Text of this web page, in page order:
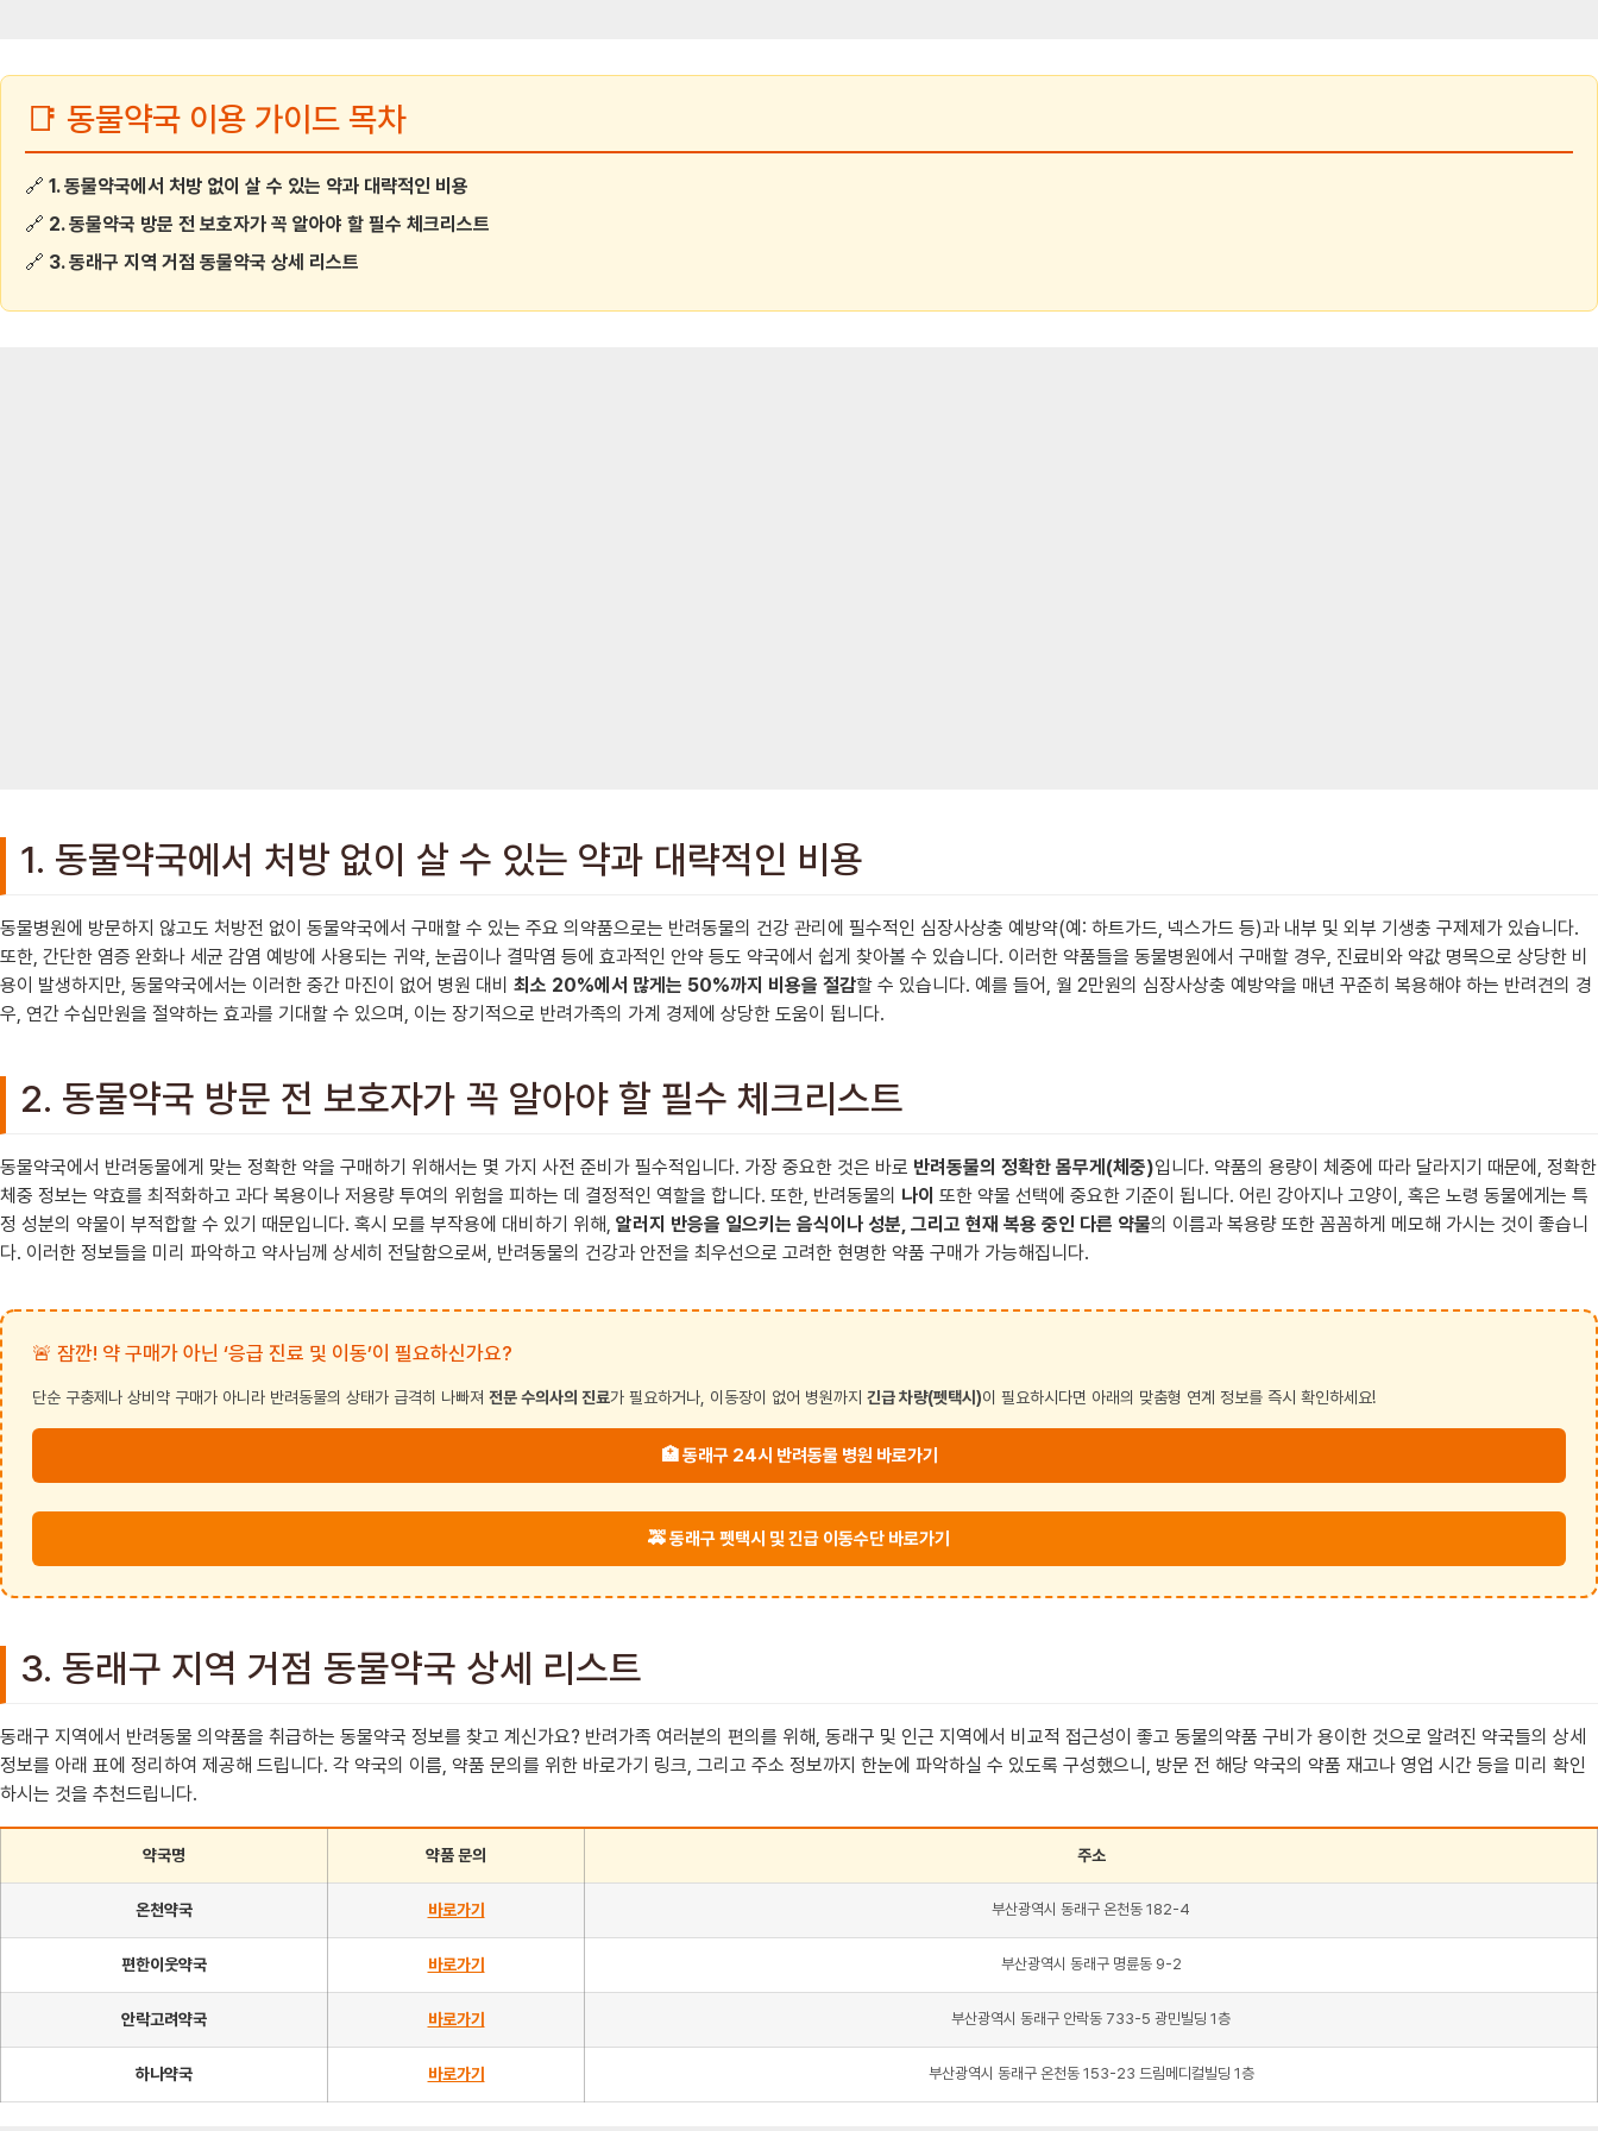
📑 동물약국 이용 가이드 목차
🔗 1. 동물약국에서 처방 없이 살 수 있는 약과 대략적인 비용
🔗 2. 동물약국 방문 전 보호자가 꼭 알아야 할 필수 체크리스트
🔗 3. 동래구 지역 거점 동물약국 상세 리스트
1. 동물약국에서 처방 없이 살 수 있는 약과 대략적인 비용
동물병원에 방문하지 않고도 처방전 없이 동물약국에서 구매할 수 있는 주요 의약품으로는 반려동물의 건강 관리에 필수적인 심장사상충 예방약(예: 하트가드, 넥스가드 등)과 내부 및 외부 기생충 구제제가 있습니다.
또한, 간단한 염증 완화나 세균 감염 예방에 사용되는 귀약, 눈곱이나 결막염 등에 효과적인 안약 등도 약국에서 쉽게 찾아볼 수 있습니다. 이러한 약품들을 동물병원에서 구매할 경우, 진료비와 약값 명목으로 상당한 비
용이 발생하지만, 동물약국에서는 이러한 중간 마진이 없어 병원 대비 최소 20%에서 많게는 50%까지 비용을 절감할 수 있습니다. 예를 들어, 월 2만원의 심장사상충 예방약을 매년 꾸준히 복용해야 하는 반려견의 경
우, 연간 수십만원을 절약하는 효과를 기대할 수 있으며, 이는 장기적으로 반려가족의 가계 경제에 상당한 도움이 됩니다.
2. 동물약국 방문 전 보호자가 꼭 알아야 할 필수 체크리스트
동물약국에서 반려동물에게 맞는 정확한 약을 구매하기 위해서는 몇 가지 사전 준비가 필수적입니다. 가장 중요한 것은 바로 반려동물의 정확한 몸무게(체중)입니다. 약품의 용량이 체중에 따라 달라지기 때문에, 정확한
체중 정보는 약효를 최적화하고 과다 복용이나 저용량 투여의 위험을 피하는 데 결정적인 역할을 합니다. 또한, 반려동물의 나이 또한 약물 선택에 중요한 기준이 됩니다. 어린 강아지나 고양이, 혹은 노령 동물에게는 특
정 성분의 약물이 부적합할 수 있기 때문입니다. 혹시 모를 부작용에 대비하기 위해, 알러지 반응을 일으키는 음식이나 성분, 그리고 현재 복용 중인 다른 약물의 이름과 복용량 또한 꼼꼼하게 메모해 가시는 것이 좋습니
다. 이러한 정보들을 미리 파악하고 약사님께 상세히 전달함으로써, 반려동물의 건강과 안전을 최우선으로 고려한 현명한 약품 구매가 가능해집니다.
🚨 잠깐! 약 구매가 아닌 ‘응급 진료 및 이동’이 필요하신가요?
단순 구충제나 상비약 구매가 아니라 반려동물의 상태가 급격히 나빠져 전문 수의사의 진료가 필요하거나, 이동장이 없어 병원까지 긴급 차량(펫택시)이 필요하시다면 아래의 맞춤형 연계 정보를 즉시 확인하세요!
🏥 동래구 24시 반려동물 병원 바로가기
🚕 동래구 펫택시 및 긴급 이동수단 바로가기
3. 동래구 지역 거점 동물약국 상세 리스트
동래구 지역에서 반려동물 의약품을 취급하는 동물약국 정보를 찾고 계신가요? 반려가족 여러분의 편의를 위해, 동래구 및 인근 지역에서 비교적 접근성이 좋고 동물의약품 구비가 용이한 것으로 알려진 약국들의 상세
정보를 아래 표에 정리하여 제공해 드립니다. 각 약국의 이름, 약품 문의를 위한 바로가기 링크, 그리고 주소 정보까지 한눈에 파악하실 수 있도록 구성했으니, 방문 전 해당 약국의 약품 재고나 영업 시간 등을 미리 확인
하시는 것을 추천드립니다.
약국명 약품 문의 주소
온천약국 바로가기 부산광역시 동래구 온천동 182-4
편한이웃약국 바로가기 부산광역시 동래구 명륜동 9-2
안락고려약국 바로가기 부산광역시 동래구 안락동 733-5 광민빌딩 1층
하나약국 바로가기 부산광역시 동래구 온천동 153-23 드림메디컬빌딩 1층